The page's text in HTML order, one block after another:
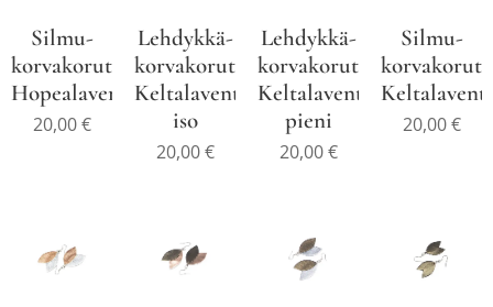
Silmu-
korvakorut
Hopealaventeli
20,00€
Lehdykkä-
korvakorut
Keltalaventeli
iso
20,00€
Lehdykkä-
korvakorut
Keltalaventeli
pieni
20,00€
Silmu-
korvakorut
20,00€